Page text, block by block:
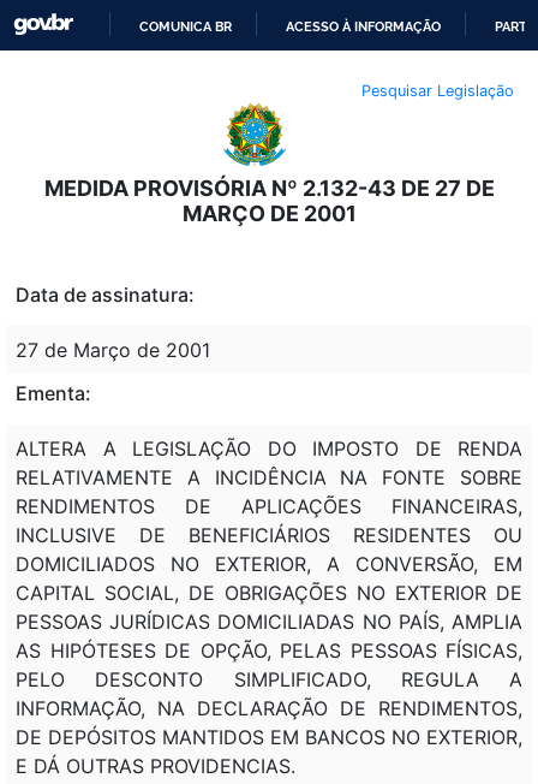
O
CONTEÚDO
COMUNICA BR ACESSO À INFORMAÇÃO
Pesquisar Legislação
MEDIDA PROVISÓRIA Nº 2.132-43 DE 27 DE
MARÇO DE 2001
Data de assinatura:
27 de Março de 2001
Ementa:
ALTERA A LEGISLAÇÃO DO IMPOSTO DE RENDA
RELATIVAMENTE A INCIDÊNCIA NA FONTE SOBRE
RENDIMENTOS DE APLICAÇÕES FINANCEIRAS,
INCLUSIVE DE BENEFICIÁRIOS RESIDENTES OU
DOMICILIADOS NO EXTERIOR, A CONVERSÃO, EM
CAPITAL SOCIAL, DE OBRIGAÇÕES NO EXTERIOR DE
PESSOAS JURÍDICAS DOMICILIADAS NO PAÍS, AMPLIA
AS HIPÓTESES DE OPÇÃO, PELAS PESSOAS FÍSICAS,
PELO DESCONTO SIMPLIFICADO, REGULA A
INFORMAÇÃO, NA DECLARAÇÃO DE RENDIMENTOS,
DE DEPÓSITOS MANTIDOS EM BANCOS NO EXTERIOR,
E DÁ OUTRAS PROVIDENCIAS.